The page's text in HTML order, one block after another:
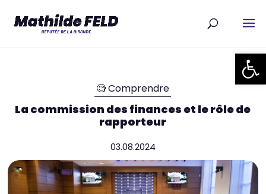
Ouvrir
🧐 Comprendre
La commission des finances et le rôle de
rapporteur
03.08.2024